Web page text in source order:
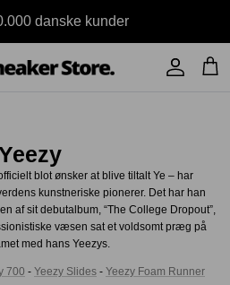
danske kunder
blot ønsker at blive tiltalt Ye – har
kunstneriske pionerer. Det har han
af sit debutalbum, “The College Dropout”,
væsen sat et voldsomt præg på
med hans Yeezys.
700 - Yeezy Slides - Yeezy Foam Runner